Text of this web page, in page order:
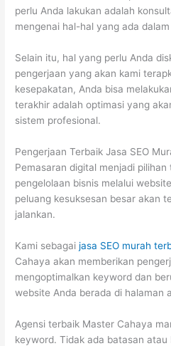
perlu Anda lakukan adalah
mengenai hal-hal yang ada
Selain itu, hal yang perlu Anda
pengerjaan yang akan kami
kesepakatan, Anda bisa
terakhir adalah optimasi yang
sistem profesional.
Pengerjaan Terbaik Jasa SEO
Pemasaran digital menjadi
pengelolaan bisnis melalui
peluang kesuksesan besar akan
jalankan.
Kami sebagaijasa SEO murah
Cahaya akan memberikan
mengoptimalkan keyword dan
website Anda berada di halaman
Agensi terbaik Master Cahaya
keyword. Tidak ada batasan